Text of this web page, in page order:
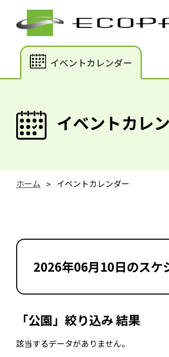
イベントカレンダー
イベントカレ
ホーム イベントカレンダー
2026年06月10日のスケ
「公園」絞り込み 結果
該当するデータがありません。